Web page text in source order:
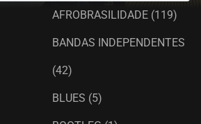
AFROBRASILIDADE (119)
BANDAS INDEPENDENTES
(42)
BLUES (5)